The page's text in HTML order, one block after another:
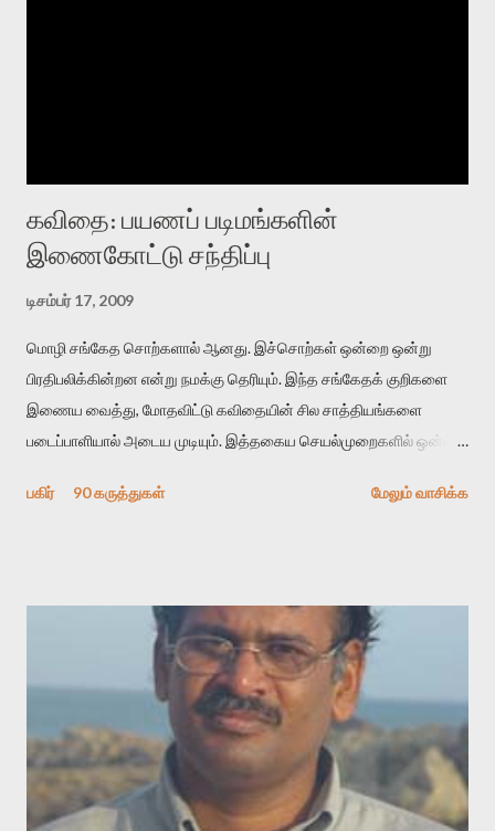
கவிதை: பயணப் படிமங்களின்
இணைகோட்டு சந்திப்பு
டிசம்பர் 17, 2009
மொழி சங்கேத சொற்களால் ஆனது. இச்சொற்கள் ஒன்றை ஒன்று
பிரதிபலிக்கின்றன என்று நமக்கு தெரியும். இந்த சங்கேதக் குறிகளை
இணைய வைத்து, மோதவிட்டு கவிதையின் சில சாத்தியங்களை
படைப்பாளியால் அடைய முடியும். இத்தகைய செயல்முறைகளில் ஒன்றை
காலத்தில் ஜாலவித்தைக்காரர்கள் வந்து போன பின் அவர்களின்
அதிகமாக்கும். கொல்லாது. ஒரு கனவை மீட்டெடுப்பதன் நோக்கம்
என்னவாக இருக்கும்? கவிதையின் அரூப இயக்கத்தை பொதுவயமாக
வடிக்க முயல்வதும் அதற்கே. கோயில் கருவறையின்
மென்வெளிச்சத்தில் நுண்பேசியின் படக்கருவியை இயக்கி சாத்தி
வைத்து விட்டு இயக்கத்தை அறிவோம். அறிதல் அபச்சாரமில்லை.
பயணப் படிமம் என்பது காக்னிடிவ் பொயடிக்ஸ் எனும் சமகால
விமர்சனத்தின் ஒரு முக்கிய கருவி. இக்கருவியை மனுஷ்யபுத்திரனின்
பகிர் 90 கருத்துகள் மேலும் வாசிக்க